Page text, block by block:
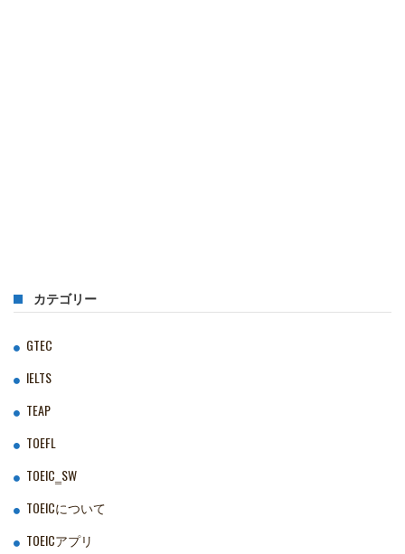
カテゴリー
GTEC
IELTS
TEAP
TOEFL
TOEIC‗SW
TOEICについて
TOEICアプリ